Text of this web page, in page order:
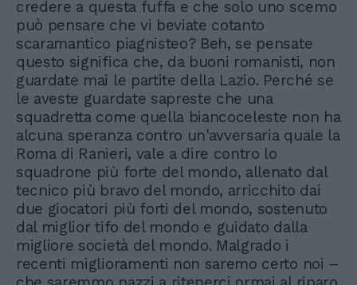
credere a questa fuffa e che solo uno scemo
può pensare che vi beviate cotanto
scaramantico piagnisteo? Beh, se pensate
questo significa che, da buoni romanisti, non
guardate mai le partite della Lazio. Perché se
le aveste guardate sapreste che una
squadretta come quella biancoceleste non ha
alcuna speranza contro un'avversaria quale la
Roma di Ranieri, vale a dire contro lo
squadrone più forte del mondo, allenato dal
tecnico più bravo del mondo, arricchito dai
due giocatori più forti del mondo, sostenuto
dal miglior tifo del mondo e guidato dalla
migliore società del mondo. Malgrado i
recenti miglioramenti non saremo certo noi –